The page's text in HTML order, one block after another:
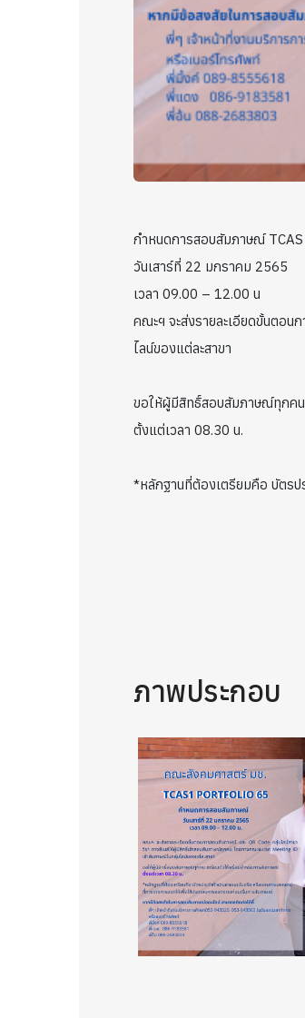
กำหนดการสอบสัมภาษณ์
วันเสาร์ที่ 22 มกราคม 2565
เวลา 09.00 – 12.00 น
คณะฯ จะส่งรายละเอียดขั้นตอ
ไลน์ของแต่ละสาขา
ขอให้ผู้มีสิทธิ์สอบสัมภาษณ์ทุกค
ตั้งแต่เวลา 08.30 น.
*หลักฐานที่ต้องเตรียมคือ บัตรป
ภาพประกอบ